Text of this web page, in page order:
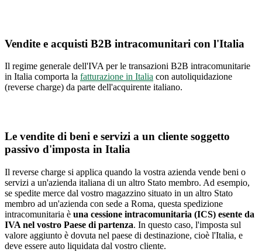
Vendite e acquisti B2B intracomunitari con l'Italia
Il regime generale dell'IVA per le transazioni B2B intracomunitarie
in Italia comporta la fatturazione in Italia con autoliquidazione
(reverse charge) da parte dell'acquirente italiano.
Le vendite di beni e servizi a un cliente soggetto
passivo d'imposta in Italia
Il reverse charge si applica quando la vostra azienda vende beni o
servizi a un'azienda italiana di un altro Stato membro. Ad esempio,
se spedite merce dal vostro magazzino situato in un altro Stato
membro ad un'azienda con sede a Roma, questa spedizione
intracomunitaria è una cessione intracomunitaria (ICS) esente da
IVA nel vostro Paese di partenza. In questo caso, l'imposta sul
valore aggiunto è dovuta nel paese di destinazione, cioè l'Italia, e
deve essere auto liquidata dal vostro cliente.